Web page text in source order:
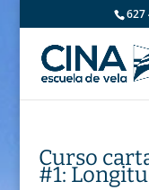
627
Curso
#1: